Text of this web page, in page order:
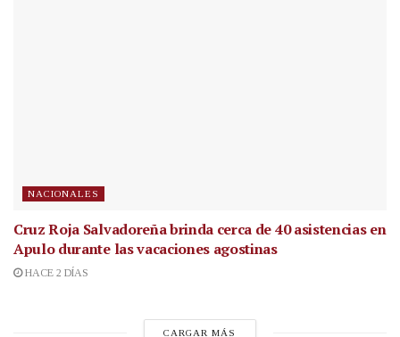
NACIONALES
Cruz Roja Salvadoreña brinda cerca de 40 asistencias en
Apulo durante las vacaciones agostinas
HACE 2 DÍAS
CARGAR MÁS